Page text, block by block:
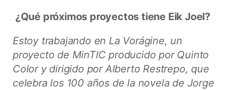
¿Qué próximos proyectos tiene Eik Joel?
Estoy trabajando en La Vorágine, un
proyecto de MinTIC producido por Quinto
Color y dirigido por Alberto Restrepo, que
celebra los 100 años de la novela de Jorge